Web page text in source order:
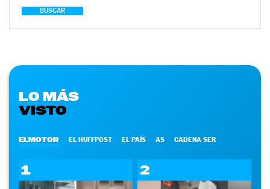
BUSCAR
LO MÁS
VISTO
ELMOTOR EL HUFFPOST EL PAÍS AS CADENA SER
1 2